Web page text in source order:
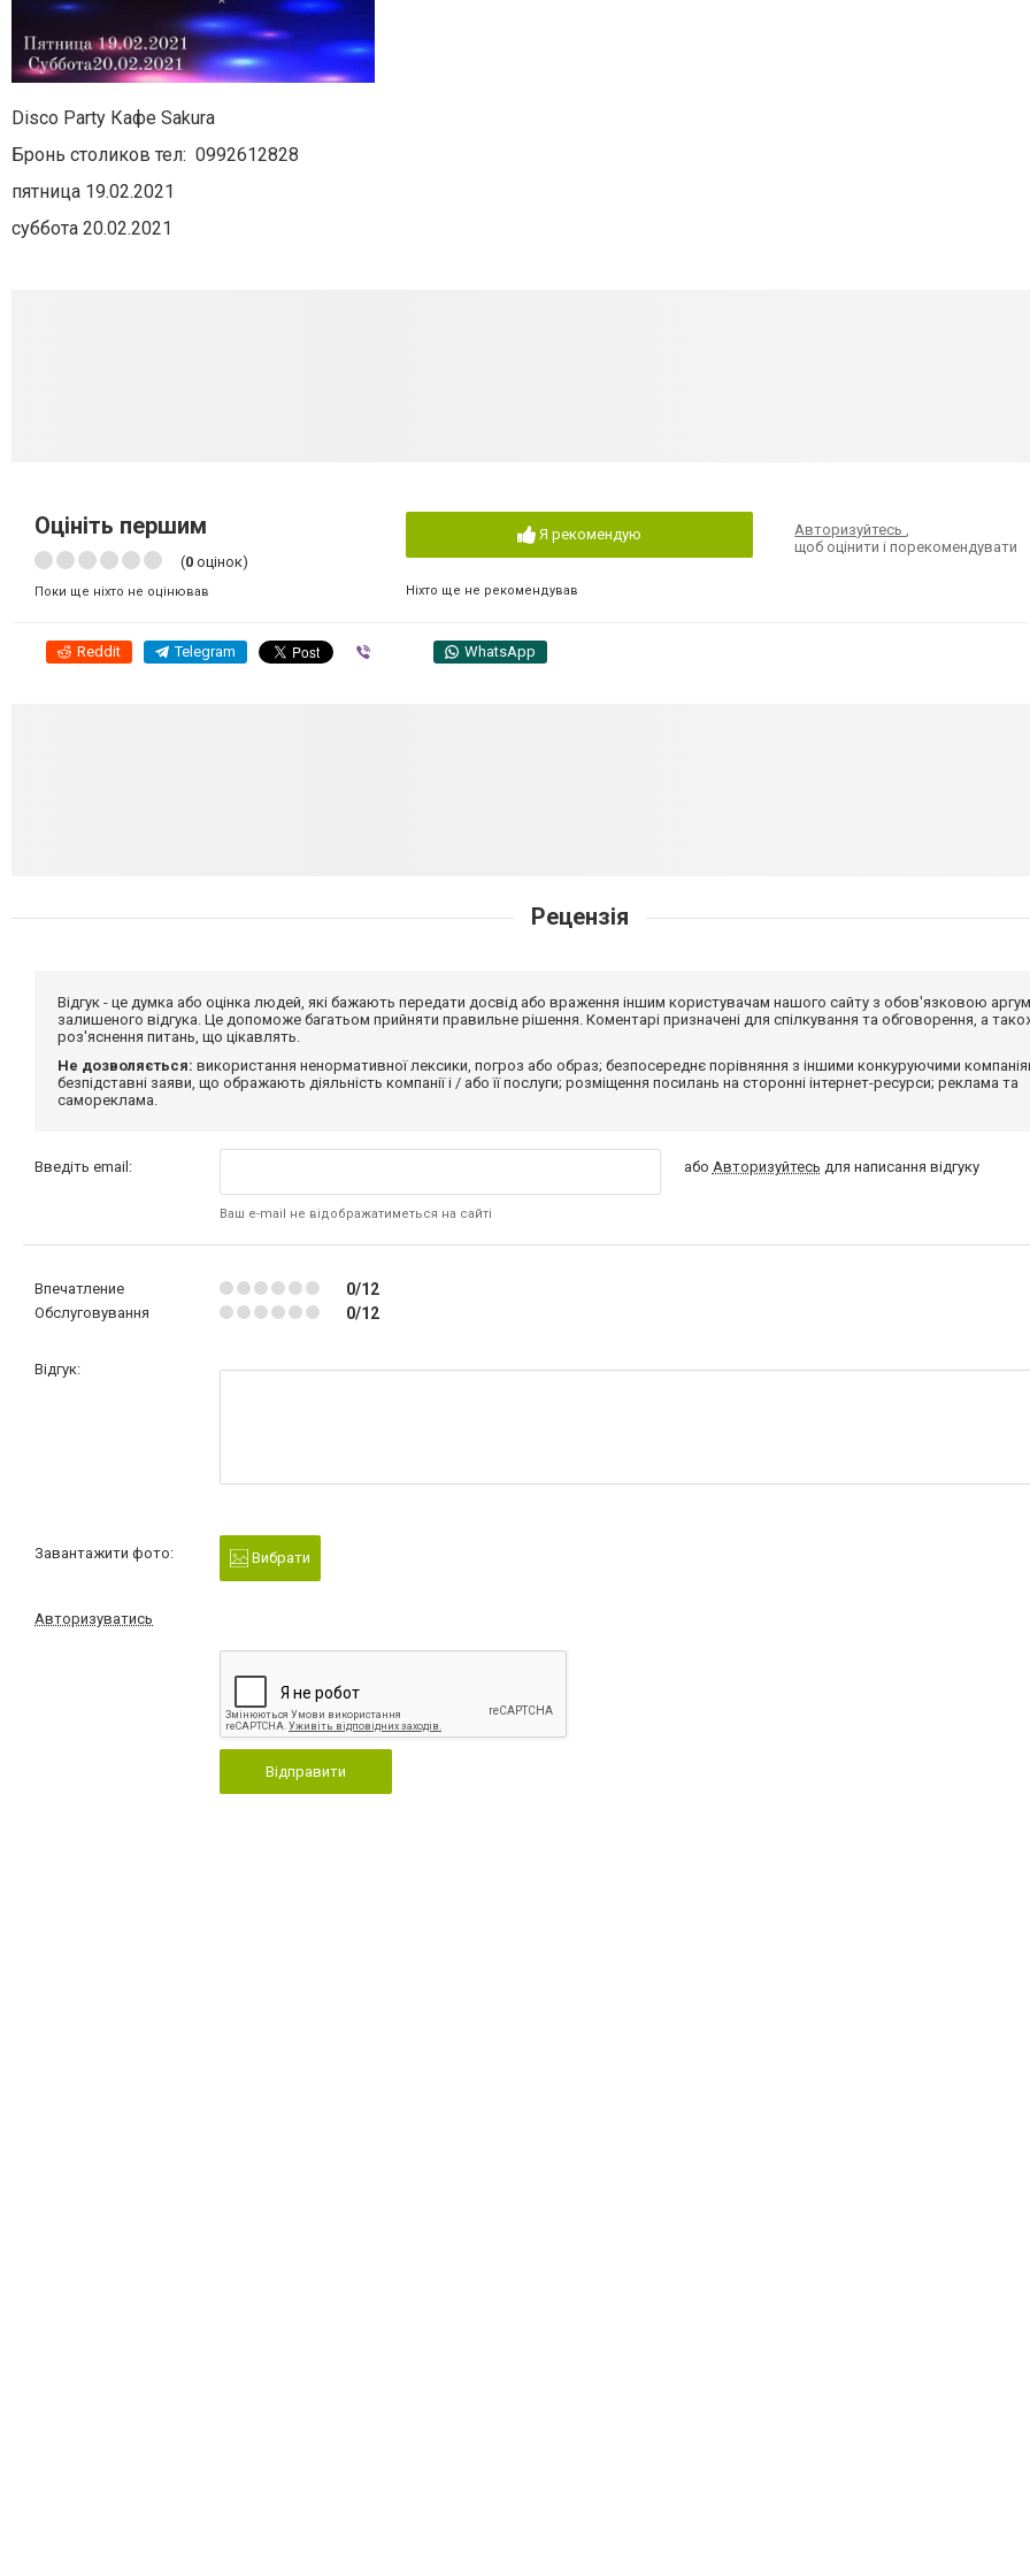
Disco Party Кафе Sakura
Бронь столиков тел: 0992612828
пятница 19.02.2021
суббота 20.02.2021
Оцініть першим
(0 оцінок)
Поки ще ніхто не оцінював
Я рекомендую
Ніхто ще не рекомендував
Авторизуйтесь
щоб оцінити і порекомендувати
Reddit Telegram WhatsApp
Рецензія
Відгук - це думка або оцінка людей, які бажають передати досвід або враження іншим користувачам нашого сайту з обов'язковою
залишеного відгука. Це допоможе багатьом прийняти правильне рішення. Коментарі призначені для спілкування та обговорення, а
роз'яснення питань, що цікавлять.
Не дозволяється: використання ненормативної лексики, погроз або образ; безпосереднє порівняння з іншими конкуруючими
безпідставні заяви, що ображають діяльність компанії і / або її послуги; розміщення посилань на сторонні інтернет-ресурси; реклама та
самореклама.
Введіть email:
Ваш e-mail не відображатиметься на сайті
або Авторизуйтесь для написання відгуку
Впечатление 0/12
Обслуговування 0/12
Відгук:
Завантажити фото: Вибрати
Авторизуватись
Відправити